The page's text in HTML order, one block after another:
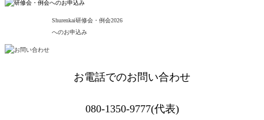
Shurenkai研修会・例会2026
へのお申込み
お電話でのお問い合わせ
080-1350-9777(代表)